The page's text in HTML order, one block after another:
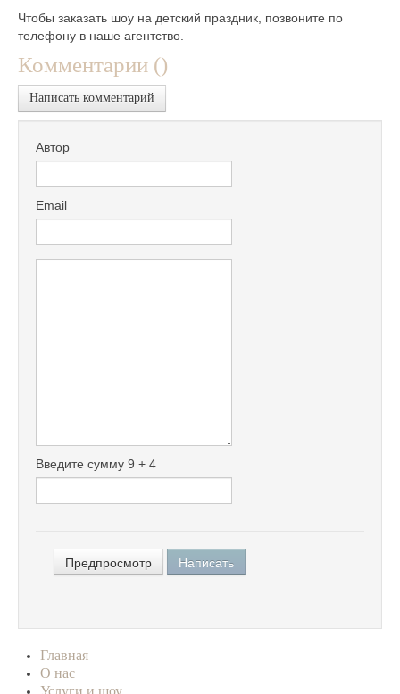
Чтобы заказать шоу на детский праздник, позвоните по
телефону в наше агентство.
Комментарии ()
Написать комментарий
Автор
Email
Введите сумму 9 + 4
Главная
О нас
Услуги и шоу